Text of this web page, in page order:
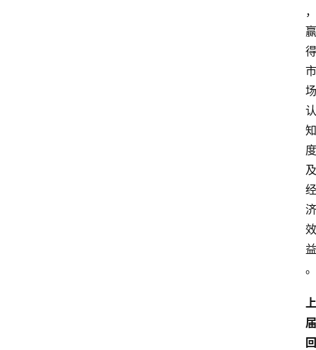
，
赢
得
市
场
认
知
度
及
经
济
效
益
。
上
届
回